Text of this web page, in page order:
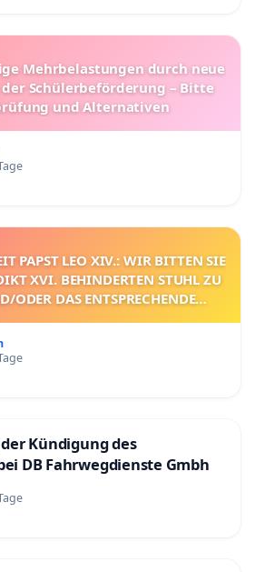
Mehrbelastungen durch neue
Schülerbeförderung – Bitte
und Alternativen
PAPST LEO XIV.: WIR BITTEN SIE
XVI. BEHINDERTEN STUHL ZU
ODER DAS ENTSPRECHENDE
Kündigung des
DB Fahrwegdienste Gmbh